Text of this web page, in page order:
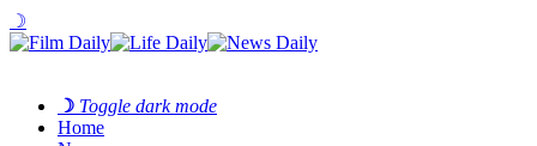
☽
☽ Toggle dark mode
Home